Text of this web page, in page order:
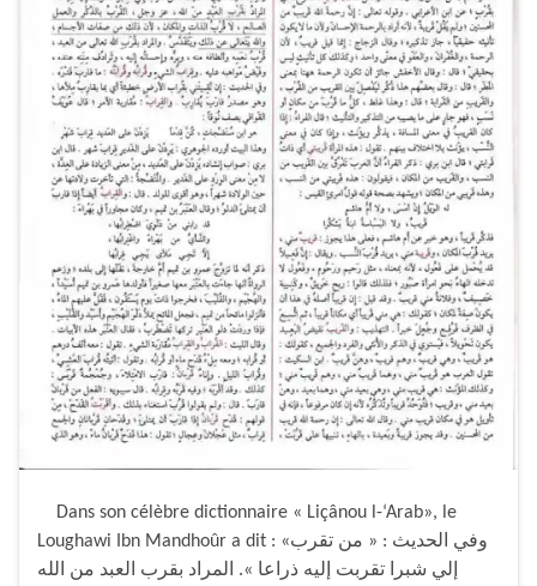
Dans son célèbre dictionnaire « Liçânou l-‘Arab», le
Loughawi Ibn Mandhoûr a dit : «وفي الحديث : « من تقرب
إلي شبرا تقربت إليه ذراعا ». المراد بقرب العبد من الله